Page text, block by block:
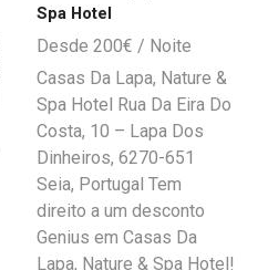
Spa Hotel
200€
Casas Da Lapa, Nature &
Spa Hotel Rua Da Eira Do
Costa, 10 – Lapa Dos
Dinheiros, 6270-651
Seia, Portugal Tem
direito a um desconto
Genius em Casas Da
Lapa, Nature & Spa Hotel!